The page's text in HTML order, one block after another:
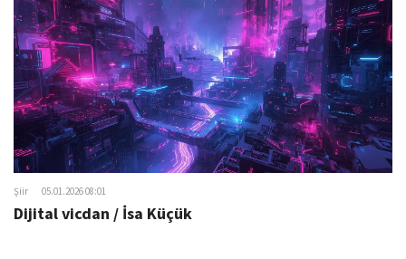
o
n
Şiir 05.01.2026 08:01
Dijital vicdan / İsa Küçük